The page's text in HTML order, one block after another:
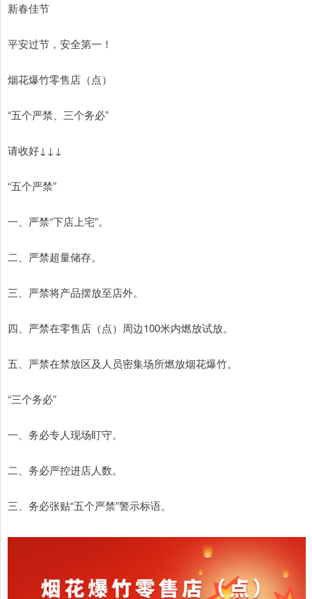
新春佳节
平安过节，安全第一！
烟花爆竹零售店（点）
“五个严禁、三个务必”
请收好↓↓↓
“五个严禁”
一、严禁“下店上宅”。
二、严禁超量储存。
三、严禁将产品摆放至店外。
四、严禁在零售店（点）周边100米内燃放试放。
五、严禁在禁放区及人员密集场所燃放烟花爆竹。
“三个务必”
一、务必专人现场盯守。
二、务必严控进店人数。
三、务必张贴“五个严禁”警示标语。